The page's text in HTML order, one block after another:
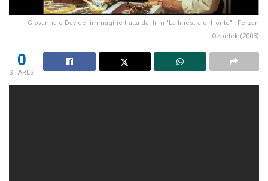
Giovanna e Davide, immagine tratta dal film "La finestra di fronte" - Ferzan
Ozpetek (2003)
0
SHARES